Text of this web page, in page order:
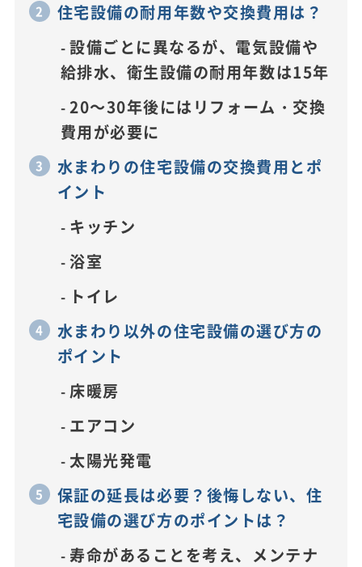
住宅設備の耐用年数や交換費用は？
設備ごとに異なるが、電気設備や
給排水、衛生設備の耐用年数は15年
20～30年後にはリフォーム・交換
費用が必要に
水まわりの住宅設備の交換費用とポ
イント
キッチン
浴室
トイレ
水まわり以外の住宅設備の選び方の
ポイント
床暖房
エアコン
太陽光発電
保証の延長は必要？後悔しない、住
宅設備の選び方のポイントは？
寿命があることを考え、メンテナ